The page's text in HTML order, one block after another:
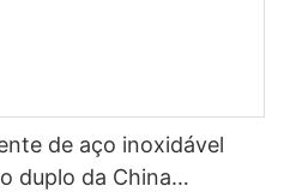
de aço inoxidável
duplo da China